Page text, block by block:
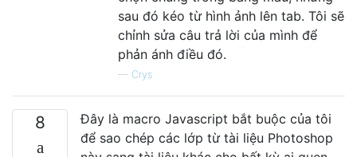
sau đó kéo từ hình ảnh lên tab. Tôi sẽ
chỉnh sửa câu trả lời của mình để
phản ánh điều đó.
— Crys
8
Đây là macro Javascript bắt buộc của tôi
để sao chép các lớp từ tài liệu Photoshop